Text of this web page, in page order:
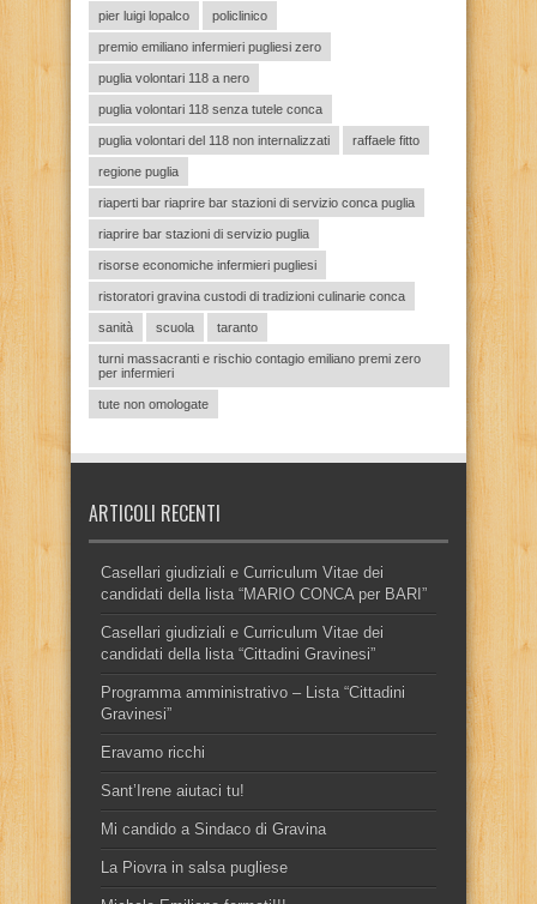
pier luigi lopalco policlinico
premio emiliano infermieri pugliesi zero
puglia volontari 118 a nero
puglia volontari 118 senza tutele conca
puglia volontari del 118 non internalizzati raffaele fitto
regione puglia
riaperti bar riaprire bar stazioni di servizio conca puglia
riaprire bar stazioni di servizio puglia
risorse economiche infermieri pugliesi
ristoratori gravina custodi di tradizioni culinarie conca
sanità scuola taranto
turni massacranti e rischio contagio emiliano premi zero
per infermieri
tute non omologate
ARTICOLI RECENTI
Casellari giudiziali e Curriculum Vitae dei
candidati della lista “MARIO CONCA per BARI”
Casellari giudiziali e Curriculum Vitae dei
candidati della lista “Cittadini Gravinesi”
Programma amministrativo – Lista “Cittadini
Gravinesi”
Eravamo ricchi
Sant’Irene aiutaci tu!
Mi candido a Sindaco di Gravina
La Piovra in salsa pugliese